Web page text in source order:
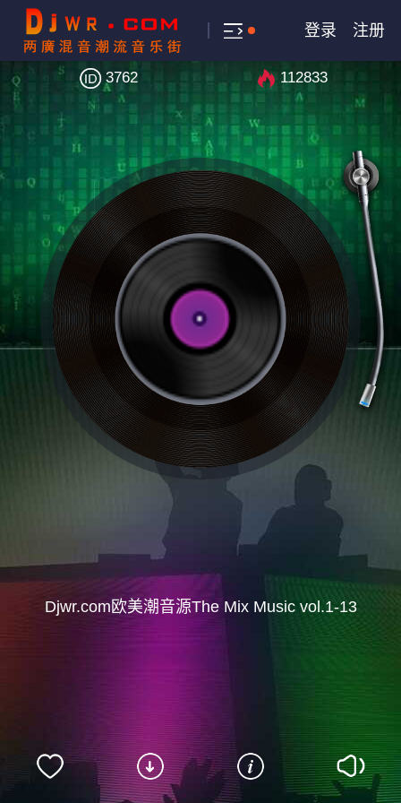
登录 注册
Djwr.com欧美潮音源The Mix Music vol.1-13
3762 112833